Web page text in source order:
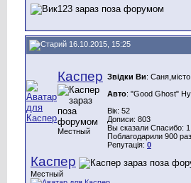
16.10.2015, 15:25
Каспер
Местный
Звідки Ви:
Авто: "Good Ghost"
Вік: 52
Дописи: 803
Вы сказали Спасибо:
Поблагодарили 900
Репутація: 0
Каспер
Местный